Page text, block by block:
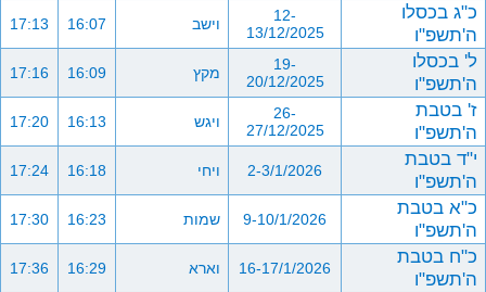
כ"ג בכסלו
ה'תשפ"ו
12-
13/12/2025
וישב 16:07
17:13
ל' בכסלו
ה'תשפ"ו
19-
20/12/2025
מקץ 16:09
17:16
ז' בטבת
ה'תשפ"ו
26-
27/12/2025
ויגש 16:13
17:20
י"ד בטבת
ה'תשפ"ו
2-3/1/2026 ויחי 16:18
17:24
כ"א בטבת
ה'תשפ"ו
9-10/1/2026 שמות 16:23
17:30
כ"ח בטבת
ה'תשפ"ו
16-17/1/2026 וארא 16:29
17:36